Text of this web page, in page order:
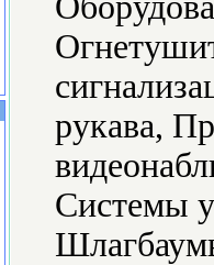
рукава,
Системы